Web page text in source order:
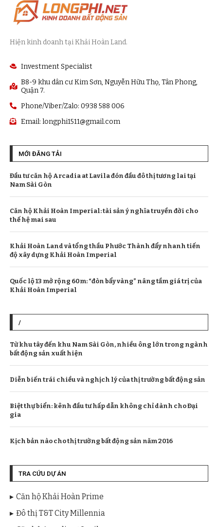
Hiện kinh doanh tại Khải Hoàn Land.
Investment Specialist
B8-9 khu dân cư Kim Sơn, Nguyễn Hữu Thọ, Tân Phong,
Quận 7.
Phone/Viber/Zalo: 0938 588 006
Email: longphi1511@gmail.com
MỚI ĐĂNG TẢI
Đầu tư căn hộ Arcadia at Lavila đón đầu đô thị tương lai tại
Nam Sài Gòn
Căn hộ Khải Hoàn Imperial: tài sản ý nghĩa truyền đời cho
thế hệ mai sau
Khải Hoàn Land và tổng thầu Phước Thành đẩy nhanh tiến
độ xây dựng Khải Hoàn Imperial
Quốc lộ 13 mở rộng 60m: “đòn bẩy vàng” nâng tầm giá trị của
Khải Hoàn Imperial
/
Từ khu tây đến khu Nam Sài Gòn, nhiều ông lớn trong ngành
bất động sản xuất hiện
Diễn biến trái chiều và nghịch lý của thị trường bất động sản
Biệt thự biển: kênh đầu tư hấp dẫn không chỉ dành cho Đại
gia
Kịch bản nào cho thị trường bất động sản năm 2016
TRA CỨU DỰ ÁN
Căn hộ Khải Hoàn Prime
Đô thị T&T City Millennia